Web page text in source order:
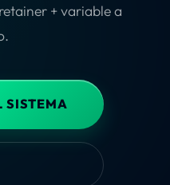
+ variable a
SISTEMA